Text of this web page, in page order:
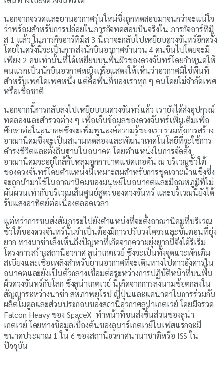
นอกจากจรวดและยานอวกาศรุ่นใหม่ซึ่งถูกทดสอบมาจนกว่าจะแน่ใจ
ว่าพร้อมสำหรับการปล่อยในภารกิจทดสอบบินจริงใน ภารกิจอาร์ทิมิ
ส 1 แล้ว ในภารกิจอาร์ทิมิส 3 นี้เราจะกลับไปเหยียบดวงจันทร์อีกครั้ง
โดยในครั้งนี้จะเป็นการส่งนักบินอวกาศจำนวน 4 คนขึ้นไปโดยจะมี
เพียง 2 คนเท่านั้นที่ได้เหยียบบนพื้นผิวของดวงจันทร์โดยกำหนดให้
คนแรกเป็นนักบินอวกาศหญิงเพื่อแสดงให้เห็นว่าอวกาศมิใช่พื้นที่
สำหรับเพศใดเพศหนึ่ง แต่คือพื้นที่ของเราทุก ๆ คนโดยไม่จำกัดเพศ
หรือเชื้อชาติ
นอกจากนี้การกลับลงไปเหยียบบนดวงจันทร์แล้ว เรายังได้ส่งอุปกรณ์
ทดลองและสำรวจต่าง ๆ เพื่อเก็บข้อมูลของดวงจันทร์เพิ่มเติมเพื่อ
ศึกษาต่อในอนาคตซึ่งจะเพิ่มพูนองค์ความรู้ของเรา รวมทั้งการสร้าง
อาณานิคมซึ่งจะเป็นสนามทดลองและพัฒนาเทคโนโลยีที่จะใช้การ
ดำรงชีวิตและตั้งถิ่นฐานในอนาคต โดยตำแหน่งในการจัดตั้ง
อาณานิคมจะอยู่ใกล้กับหลุมอุกกาบาตแชคเกอตัน ณ บริเวณขั้วใต้
ของดวงจันทร์โดยตำแหน่งนี้เหมาะสมสำหรับการขุดเจาะน้ำแข็งซึ่ง
จะถูกนำมาใช้ในอาณานิคมของมนุษย์ในอนาคตและมีอุณหภูมิที่ไม่
ผันผวนเท่ากับบริเวณเส้นศูนย์สูตรของดวงจันทร์ และบริเวณนี้ยังได้
รับแสงอาทิตย์ต่อเนื่องตลอดเวลา
แต่ทว่าการขนส่งสัมภาระไปยังตำแหน่งที่จะตั้งอาณานิคมที่บริเวณ
ขั้วใต้ของดวงจันทร์นั้นจำเป็นต้องมีการปรับวงโคจรและขั้นตอนที่ยุ่ง
ยาก ทางนาซ่าเล็งเห็นถึงปัญหาที่เกิดจากความยุ่งยากนี้จึงได้ริเริ่ม
โครงการสร้างสถานีอวกาศ ลูน่าเกตเวย์ ซึ่งจะเป็นทั้งจุดแวะพักเติม
สเบียงและเชื้อเพลิงสำหรับยานอวกาศที่จะเดินทางไปดาวอังคารใน
อนาคตและยังเป็นตัวกลางเชื่อมต่อระหว่างการปฏิบัติหน้าที่บนพื้น
ผิวดวงจันทร์กับโลก ซึ่งลูน่าเกตเวย์ นี้เกิดจากการลงนามข้อตกลงใน
สัญญาระหว่างนาซ่า สหภาพยุโรป ญี่ปุ่นและแคนาดาในการร่วมกัน
ผลิตโมดูลและส่วนประกอบของสถานีอวกาศลูน่าเกตเวย์ โดยมีจรวด
Falcon Heavy ของ SpaceX ทำหน้าที่ขนส่งชิ้นส่วนของลูน่า
เกตเวย์ โดยทางข้อมูลเบื้องต้นของลูนาร์เกตเวย์ในเฟสแรกจะมี
ขนาดประมาณ 1 ใน 6 ของสถานีอวกาศนานาชาติหรือ ISS ใน
ปัจจุบัน